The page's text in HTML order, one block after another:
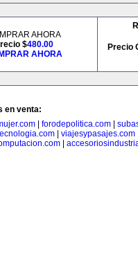
AHORA
$480.00
AHORA
Precio
en venta:
forodepolitica.com
| viajesypasajes.com